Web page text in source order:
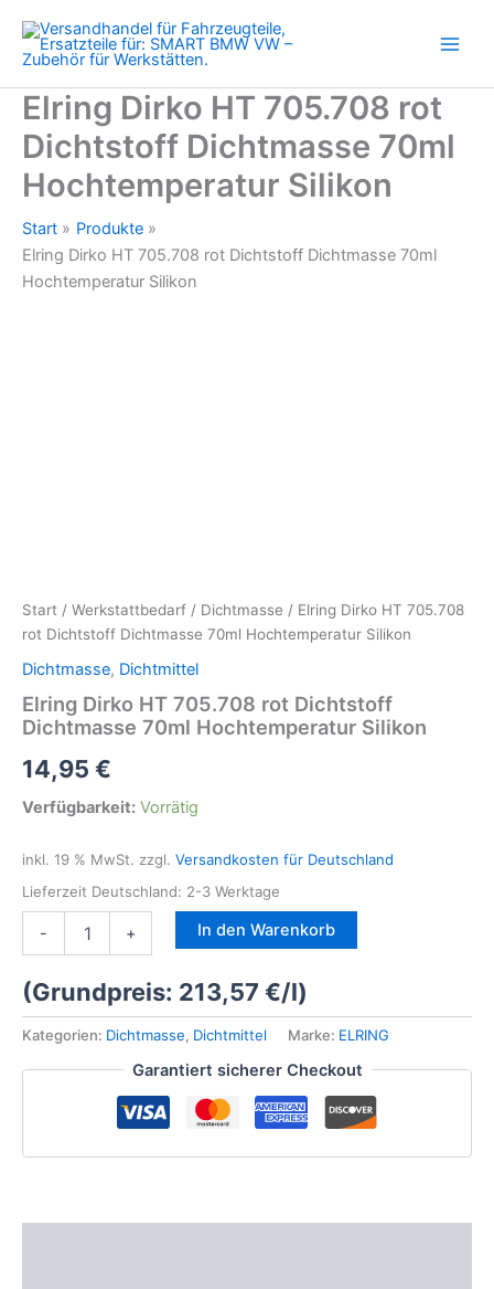
Inhalt
springen
Elring Dirko HT 705.708 rot
Dichtstoff Dichtmasse 70ml
Hochtemperatur Silikon
Start
Produkte
Elring Dirko HT 705.708 rot Dichtstoff Dichtmasse 70ml
Hochtemperatur Silikon
Start / Werkstattbedarf / Dichtmasse / Elring Dirko HT 705.708
rot Dichtstoff Dichtmasse 70ml Hochtemperatur Silikon
Dichtmasse, Dichtmittel
Elring Dirko HT 705.708 rot Dichtstoff
Dichtmasse 70ml Hochtemperatur Silikon
14,95 €
Verfügbarkeit: Vorrätig
inkl. 19 % MwSt. zzgl. Versandkosten für Deutschland
Lieferzeit Deutschland: 2-3 Werktage
-
705.708
rot
Dichtstoff
70ml
Hochtemperatur
+ In den Warenkorb
(Grundpreis: 213,57 €/l)
Kategorien: Dichtmasse, Dichtmittel Marke: ELRING
Garantiert sicherer Checkout
Dichtmasse
70ml
Hochtemperatur
Silikon
Menge